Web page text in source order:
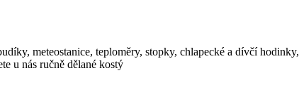
meteostanice, teploměry, stopky, chlapecké a dívčí hodinky,
u nás ručně dělané kostý